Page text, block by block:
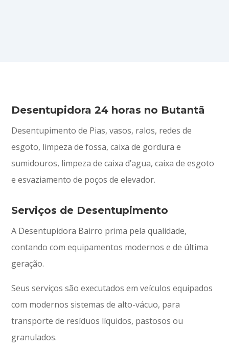
Desentupidora 24 horas no Butantã
Desentupimento de Pias, vasos, ralos, redes de
esgoto, limpeza de fossa, caixa de gordura e
sumidouros, limpeza de caixa d’agua, caixa de esgoto
e esvaziamento de poços de elevador.
Serviços de Desentupimento
A Desentupidora Bairro prima pela qualidade,
contando com equipamentos modernos e de última
geração.
Seus serviços são executados em veículos equipados
com modernos sistemas de alto-vácuo, para
transporte de resíduos líquidos, pastosos ou
granulados.